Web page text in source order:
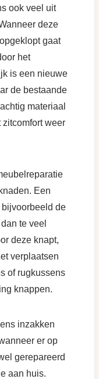
ook veel uit
deze
gaat
het
is een nieuwe
de bestaande
materiaal
zitcomfort weer
Een
de
te veel
deze knapt,
verplaatsen
of rugkussens
knappen.
inzakken
er op
gerepareerd
aan huis.